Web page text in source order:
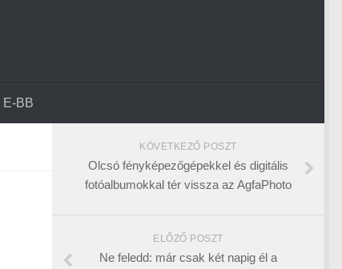
E-BB
KÖVETKEZŐ POSZT
Olcsó fényképezőgépekkel és digitális
fotóalbumokkal tér vissza az AgfaPhoto
ELŐZŐ POSZT
Ne feledd: már csak két napig él a